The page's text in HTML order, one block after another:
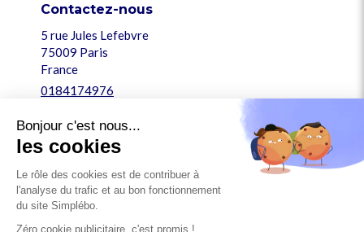
Contactez-nous
5 rue Jules Lefebvre
75009 Paris
France
0184174976
Légal
Mentions légales
Conditions générales
Bonjour c'est nous...
les cookies
Le rôle des cookies est de contribuer à
l'analyse du trafic et au bon fonctionnement
du site Simplébo.
Zéro cookie publicitaire, c'est promis !